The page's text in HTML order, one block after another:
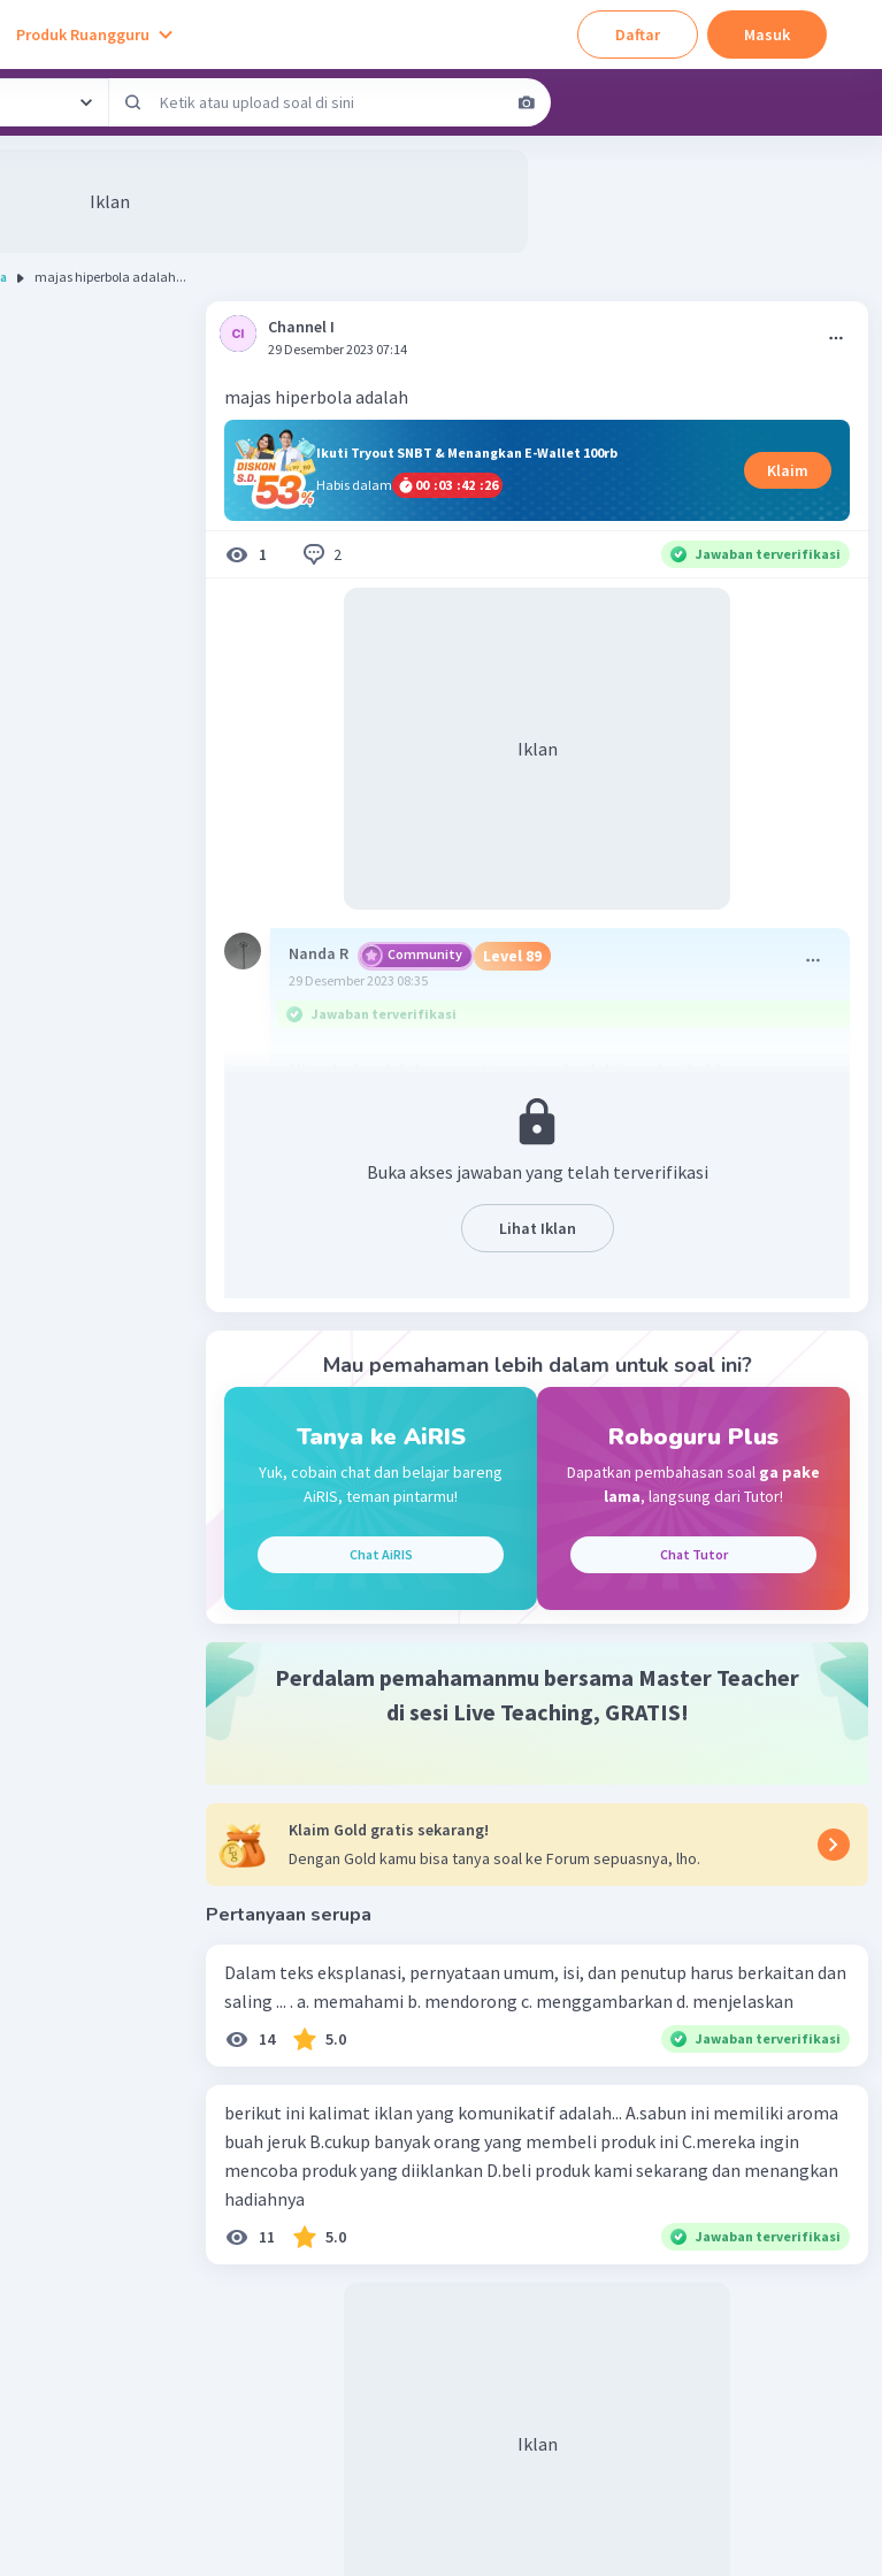
Produk Ruangguru Daftar Masuk
Iklan
majas hiperbola adalah...
Channel I
29 Desember 2023 07:14
majas hiperbola adalah
Ikuti Tryout SNBT & Menangkan E-Wallet 100rb
Habis dalam
00 :03 :42 :25
Klaim
1 2 Jawaban terverifikasi
Iklan
Nanda R Community Level 89
29 Desember 2023 08:35
Jawaban terverifikasi
menggelikan yang tidak dimaksudkan untuk dipahami secara harfiah.
majas yang dilebih-lebihkan disebut hiperbola
Buka akses jawaban yang telah terverifikasi
Lihat Iklan
Mau pemahaman lebih dalam untuk soal ini?
Tanya ke AiRIS
Yuk, cobain chat dan belajar bareng
AiRIS, teman pintarmu!
Chat AiRIS
Roboguru Plus
Dapatkan pembahasan soal ga pake
lama, langsung dari Tutor!
Chat Tutor
Perdalam pemahamanmu bersama Master Teacher
di sesi Live Teaching, GRATIS!
Klaim Gold gratis sekarang!
Dengan Gold kamu bisa tanya soal ke Forum sepuasnya, lho.
Pertanyaan serupa
Dalam teks eksplanasi, pernyataan umum, isi, dan penutup harus berkaitan dan
saling ... . a. memahami b. mendorong c. menggambarkan d. menjelaskan
14 5.0 Jawaban terverifikasi
berikut ini kalimat iklan yang komunikatif adalah... A.sabun ini memiliki aroma
buah jeruk B.cukup banyak orang yang membeli produk ini C.mereka ingin
mencoba produk yang diiklankan D.beli produk kami sekarang dan menangkan
hadiahnya
11 5.0 Jawaban terverifikasi
Iklan